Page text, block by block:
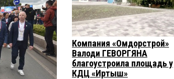
Компания «Омдорстрой»
Валоди ГЕВОРГЯНА
благоустроила площадь у
КДЦ «Иртыш»